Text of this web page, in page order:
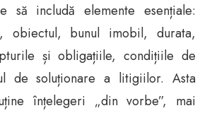
să includă elemente esențiale:
obiectul, bunul imobil, durata,
și obligațiile, condițiile de
de soluționare a litigiilor. Asta
înțelegeri „din vorbe”, mai